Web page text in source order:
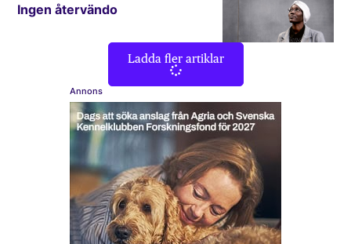
Ingen återvändo
Ladda fler artiklar
Annons